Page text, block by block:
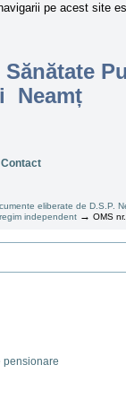
pe acest site
Neamț
Contact
eliberate de D.S.P.
independent →OMS
pensionare